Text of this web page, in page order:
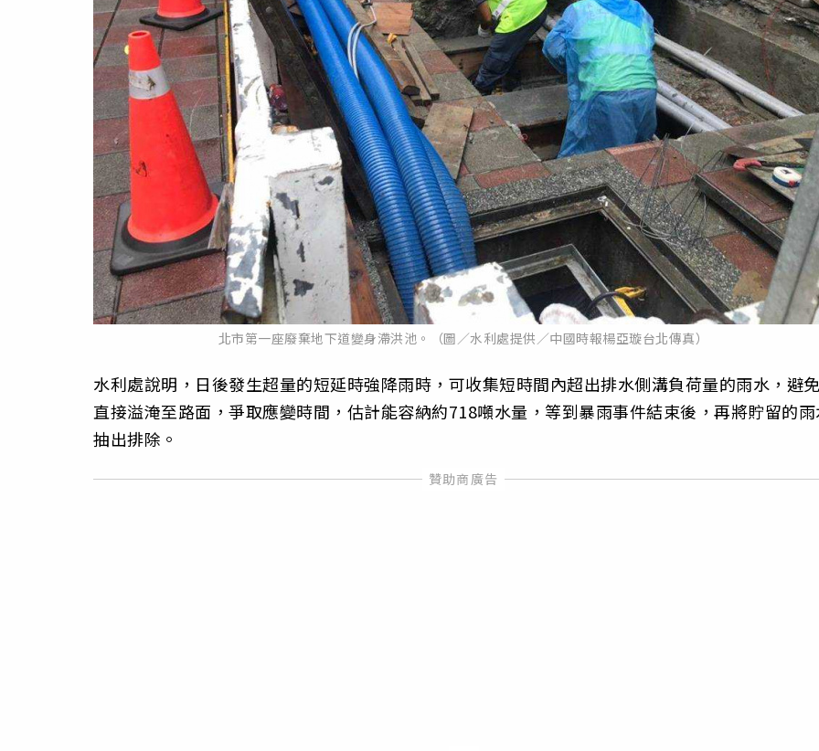
北市第一座廢棄地下道變身滯洪池。（圖／水利處提供／中國時報楊亞璇台北傳真）
水利處說明，日後發生超量的短延時強降雨時，可收集短時間內超出排水側溝負荷量的雨水，避
直接溢淹至路面，爭取應變時間，估計能容納約718噸水量，等到暴雨事件結束後，再將貯留的
抽出排除。